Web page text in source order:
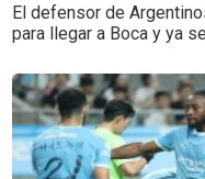
El defensor de
para llegar a Boca y ya